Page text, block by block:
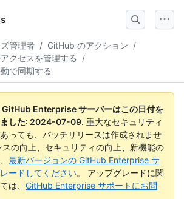
管理者 / GitHub のアクション /
クセスを管理する
/
で同期する
GitHub Enterprise サーバーはこの日付を
した: 2024-07-09. 重大なセキュリティ
っても、パッチリリースは作成されませ
スの向上、セキュリティの向上、新機能の
最新バージョンの GitHub Enterprise サ
ードしてください。 アップグレードに関
は、 GitHub Enterprise サポートにお問